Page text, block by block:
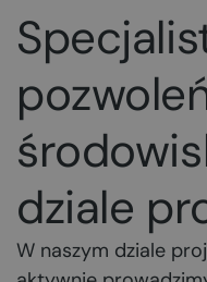
dziale
W naszym dziale